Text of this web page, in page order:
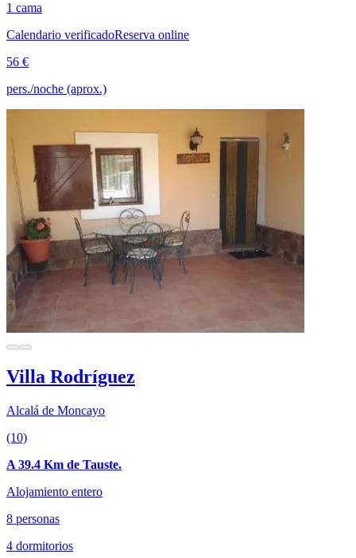
1 cama
Calendario verificadoReserva online
56 €
pers./noche (aprox.)
Villa Rodríguez
Alcalá de Moncayo
(10)
A 39.4 Km de Tauste.
Alojamiento entero
8 personas
4 dormitorios